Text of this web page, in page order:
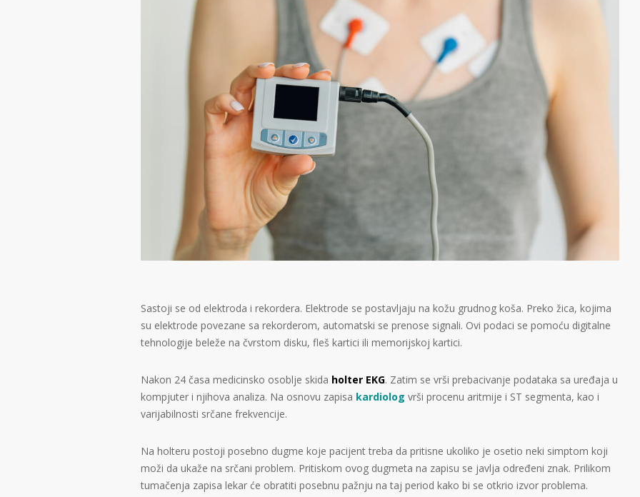
Sastoji se od elektroda i rekordera. Elektrode se postavljaju na kožu grudnog koša. Preko žica, kojima
su elektrode povezane sa rekorderom, automatski se prenose signali. Ovi podaci se pomoću digitalne
tehnologije beleže na čvrstom disku, fleš kartici ili memorijskoj kartici.
Nakon 24 časa medicinsko osoblje skida holter EKG. Zatim se vrši prebacivanje podataka sa uređaja u
kompjuter i njihova analiza. Na osnovu zapisa kardiolog vrši procenu aritmije i ST segmenta, kao i
varijabilnosti srčane frekvencije.
Na holteru postoji posebno dugme koje pacijent treba da pritisne ukoliko je osetio neki simptom koji
moži da ukaže na srčani problem. Pritiskom ovog dugmeta na zapisu se javlja određeni znak. Prilikom
tumačenja zapisa lekar će obratiti posebnu pažnju na taj period kako bi se otkrio izvor problema.